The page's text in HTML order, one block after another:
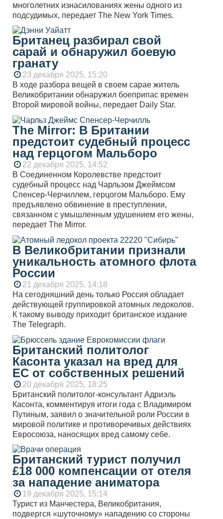
многолетних изнасилованиях жены одного из
подсудимых, передает The New York Times.
Британец разбирал свой
сарай и обнаружил боевую
гранату
23 декабря 2025, 15:20
В ходе разбора вещей в своем сарае житель
Великобритании обнаружил боеприпас времен
Второй мировой войны, передает Daily Star.
The Mirror: В Британии
предстоит судебный процесс
над герцогом Мальборо
22 декабря 2025, 14:52
В Соединенном Королевстве предстоит
судебный процесс над Чарльзом Джеймсом
Спенсер-Черчиллем, герцогом Мальборо. Ему
предъявлено обвинение в преступлении,
связанном с умышленным удушением его жены,
передает The Mirror.
В Великобритании признали
уникальность атомного флота
России
21 декабря 2025, 14:18
На сегодняшний день только Россия обладает
действующей группировкой атомных ледоколов.
К такому выводу приходит британское издание
The Telegraph.
Британский политолог
Касонта указал на вред для
ЕС от собственных решений
20 декабря 2025, 18:25
Британский политолог-консультант Адриэль
Касонта, комментируя итоги года с Владимиром
Путиным, заявил о значительной роли России в
мировой политике и противоречивых действиях
Евросоюза, наносящих вред самому себе.
Британский турист получил
£18 000 компенсации от отеля
за нападение аниматора
19 декабря 2025, 15:14
Турист из Манчестера, Великобритания,
подвергся «шуточному» нападению со стороны